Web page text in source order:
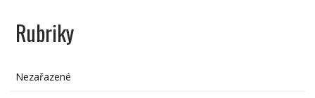
Rubriky
Nezařazené